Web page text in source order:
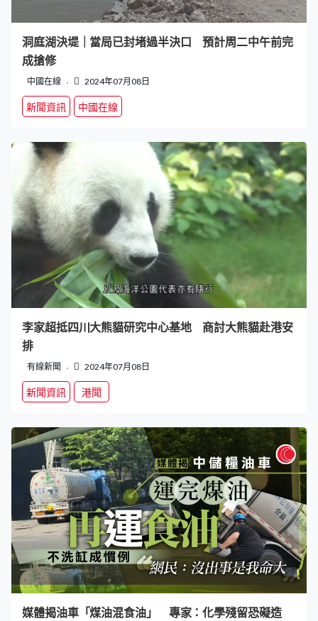
洞庭湖決堤｜當局已封堵過半決口 預計周二中午前完
成搶修
中國在線 2024年07月08日
新聞資訊 中國在線
李家超抵四川大熊貓研究中心基地 商討大熊貓赴港安
排
有線新聞 2024年07月08日
新聞資訊 港聞
媒體揭油車「煤油混食油」 專家：化學殘留恐礙造